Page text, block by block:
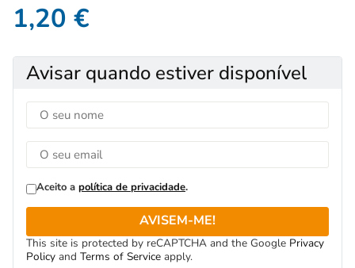
1,20 €
Avisar quando estiver disponível
Aceito a política de privacidade.
AVISEM-ME!
This site is protected by reCAPTCHA and the Google Privacy
Policy and Terms of Service apply.